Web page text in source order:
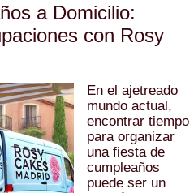
a Domicilio:
con Rosy
En el ajetreado
mundo actual,
encontrar tiempo
para organizar
una fiesta de
cumpleaños
puede ser un